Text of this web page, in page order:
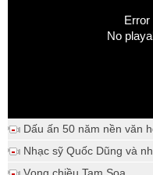
Error
No
Dấu ấn 50 năm nền văn
Nhạc sỹ Quốc Dũng và